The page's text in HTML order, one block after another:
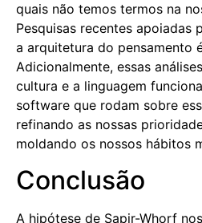
quais não temos termos na
Pesquisas recentes apoiadas
a arquitetura do pensamento
Adicionalmente, essas
cultura e a linguagem
software que rodam sobre
refinando as nossas
moldando os nossos hábitos
Conclusão
A hipótese de Sapir-Whorf